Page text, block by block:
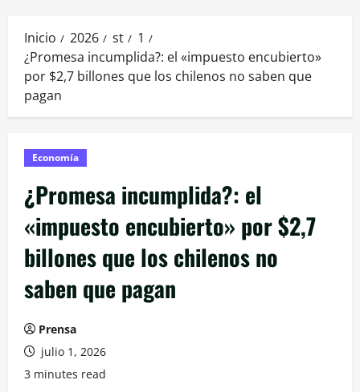
Inicio 2026 st
1
¿Promesa incumplida?: el «impuesto encubierto»
por $2,7 billones que los chilenos no saben que
pagan
Economía
¿Promesa incumplida?: el
«impuesto encubierto» por $2,7
billones que los chilenos no
saben que pagan
Prensa
julio 1, 2026
3 minutes read